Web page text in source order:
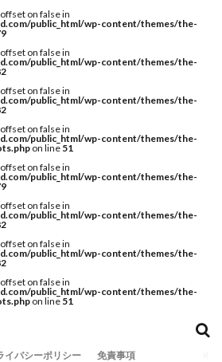
on false in
public_html/wp-content/themes/the-
on false in
public_html/wp-content/themes/the-
on false in
public_html/wp-content/themes/the-
on false in
public_html/wp-content/themes/the-
on line 51
on false in
public_html/wp-content/themes/the-
on false in
public_html/wp-content/themes/the-
on false in
public_html/wp-content/themes/the-
on false in
public_html/wp-content/themes/the-
on line 51
イバシーポリシー 免責事項